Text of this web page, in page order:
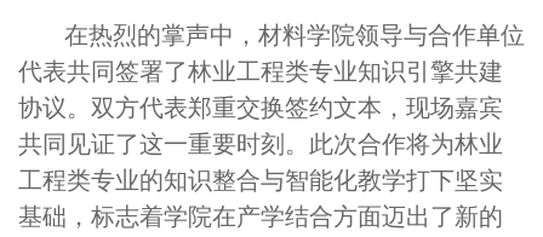
在热烈的掌声中，材料学院领导与合作单位
代表共同签署了林业工程类专业知识引擎共建
协议。双方代表郑重交换签约文本，现场嘉宾
共同见证了这一重要时刻。此次合作将为林业
工程类专业的知识整合与智能化教学打下坚实
基础，标志着学院在产学结合方面迈出了新的